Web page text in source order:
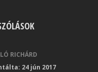
RICHÁRD
24 jún 2017